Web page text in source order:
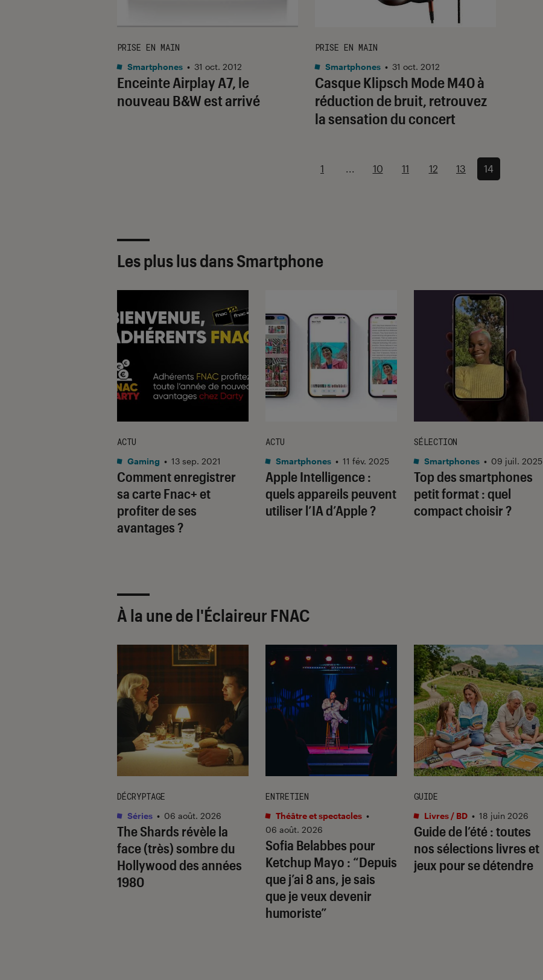
Enceinte Airplay A7, le
nouveau B&W est arrivé
PRISE EN MAIN
Smartphones • 31 oct. 2012
Casque Klipsch Mode M40 à
réduction de bruit, retrouvez
la sensation du concert
PRISE EN MAIN
Smartphones • 31 oct. 2012
1 ... 10 11 12 13 14
Les plus lus dans Smartphone
Comment enregistrer
sa carte Fnac+ et
profiter de ses
avantages ?
ACTU
Gaming • 13 sep. 2021
Apple Intelligence :
quels appareils peuvent
utiliser l’IA d’Apple ?
ACTU
Smartphones • 11 fév. 2025
Top des smartphones
petit format : quel
compact choisir ?
SÉLECTION
Smartphones • 09 juil. 2025
À la une de l'Éclaireur FNAC
The Shards révèle la
face (très) sombre du
Hollywood des années
1980
DÉCRYPTAGE
Séries • 06 août. 2026
Sofia Belabbes pour
Ketchup Mayo : “Depuis
que j’ai 8 ans, je sais
que je veux devenir
humoriste”
ENTRETIEN
Théâtre et spectacles •
06 août. 2026
Guide de l’été : toutes
nos sélections livres et
jeux pour se détendre
GUIDE
Livres / BD • 18 juin 2026